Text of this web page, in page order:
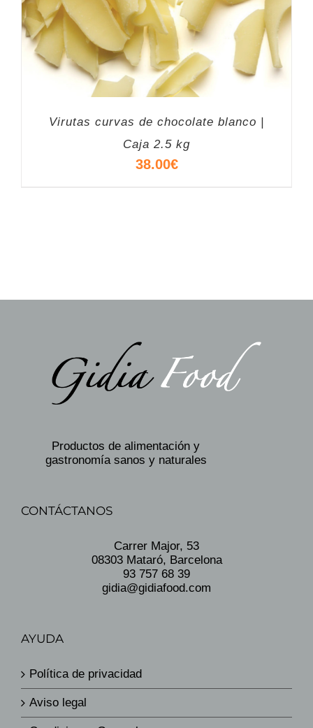
Virutas curvas de chocolate blanco |
Caja 2.5 kg
38.00€
Productos de alimentación y
gastronomía sanos y naturales
CONTÁCTANOS
Carrer Major, 53
08303 Mataró, Barcelona
93 757 68 39
gidia@gidiafood.com
AYUDA
Política de privacidad
Aviso legal